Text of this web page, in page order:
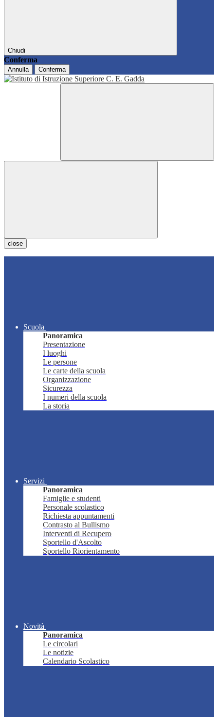
Chiudi
Conferma
Annulla Conferma
close
Scuola
Panoramica
Presentazione
I luoghi
Le persone
Le carte della scuola
Organizzazione
Sicurezza
I numeri della scuola
La storia
Servizi
Panoramica
Famiglie e studenti
Personale scolastico
Richiesta appuntamenti
Contrasto al Bullismo
Interventi di Recupero
Sportello d'Ascolto
Sportello Riorientamento
Novità
Panoramica
Le circolari
Le notizie
Calendario Scolastico